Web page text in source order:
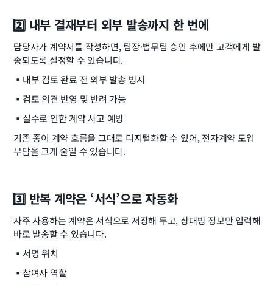
2️⃣ 내부 결재부터 외부 발송까지 한 번에
담당자가 계약서를 작성하면, 팀장·법무팀 승인 후에만 고객에게 발
송되도록 설정할 수 있습니다.
▪️ 내부 검토 완료 전 외부 발송 방지
▪️ 검토 의견 반영 및 반려 가능
▪️ 실수로 인한 계약 사고 예방
기존 종이 계약 흐름을 그대로 디지털화할 수 있어, 전자계약 도입
부담을 크게 줄일 수 있습니다.
3️⃣ 반복 계약은 ‘서식’으로 자동화
자주 사용하는 계약은 서식으로 저장해 두고, 상대방 정보만 입력해
바로 발송할 수 있습니다.
▪️ 서명 위치
▪️ 참여자 역할